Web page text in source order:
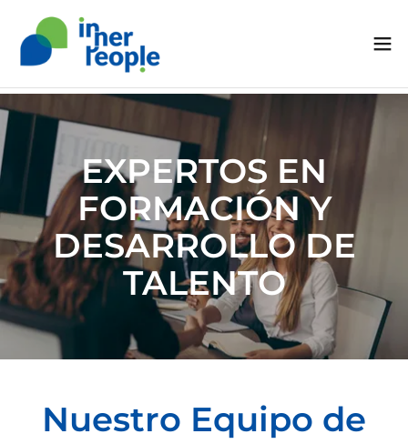
EXPERTOS EN
FORMACIÓN Y
DESARROLLO DE
TALENTO
Nuestro Equipo de